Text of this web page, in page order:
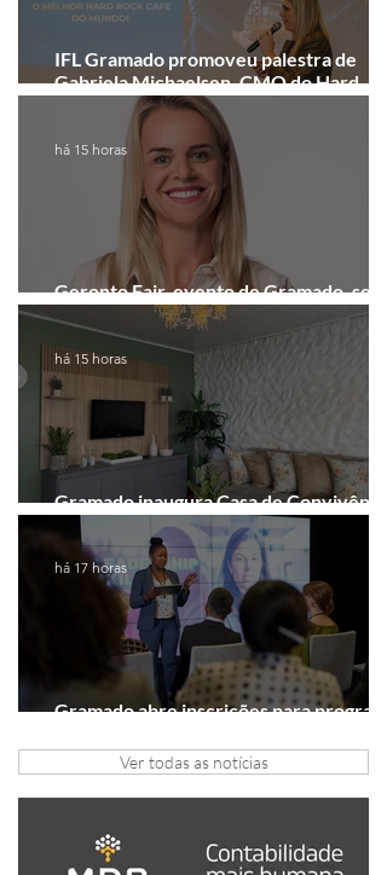
IFL Gramado promoveu palestra de
Gabriela Michaelsen, CMO do Hard
Rock Cafe Gramado
Geronto Fair, evento de Gramado, será
realizada em formato digital
há 15 horas
Gramado inaugura Casa de Convivência
dedicada às mulheres
há 15 horas
Gramado abre inscrições para programa
há 17 horas
Ver todas as notícias